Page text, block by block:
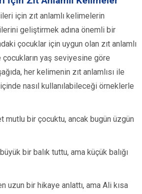
için zıt anlamlı kelimelerin
geliştirmek adına önemli bir
çocuklar için uygun olan zıt anlamlı
yaş seviyesine göre
her kelimenin zıt anlamlısı ile
nasıl kullanılabileceği örneklerle
mutlu bir çocuktu, ancak bugün üzgün
bir balık tuttu, ama küçük balığı
uzun bir hikaye anlattı, ama Ali kısa